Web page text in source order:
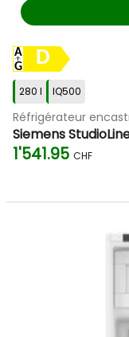
D
280 l IQ500
Réfrigérateur
Siemens
1'541.95 CHF